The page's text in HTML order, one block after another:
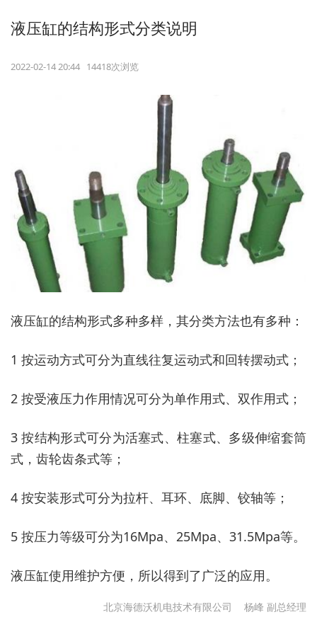
液压缸的结构形式分类说明
2022-02-14 20:44 14418次浏览
液压缸的结构形式多种多样，其分类方法也有多种：
1 按运动方式可分为直线往复运动式和回转摆动式；
2 按受液压力作用情况可分为单作用式、双作用式；
3 按结构形式可分为活塞式、柱塞式、多级伸缩套筒
式，齿轮齿条式等；
4 按安装形式可分为拉杆、耳环、底脚、铰轴等；
5 按压力等级可分为16Mpa、25Mpa、31.5Mpa等。
液压缸使用维护方便，所以得到了广泛的应用。
北京海德沃机电技术有限公司 杨峰 副总经理